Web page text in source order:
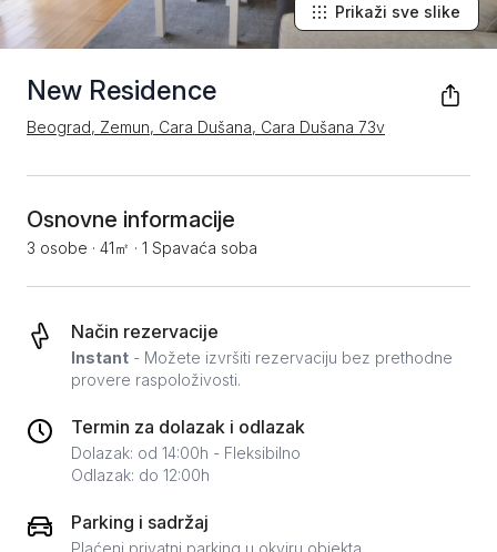
New Residence
Beograd, Zemun, Cara Dušana, Cara Dušana 73v
Prikaži sve slike
Osnovne informacije
3 osobe · 41㎡ · 1 Spavaća soba
Način rezervacije
Instant - Možete izvršiti rezervaciju bez prethodne
provere raspoloživosti.
Termin za dolazak i odlazak
Dolazak: od 14:00h - Fleksibilno
Odlazak: do 12:00h
Parking i sadržaj
Plaćeni privatni parking u okviru objekta